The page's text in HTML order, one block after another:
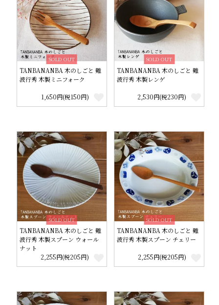
SOLD OUT
TANBANANBA 木のしごと 難
波行秀 木製ミニフォーク
1,650円(税150円)
SOLD OUT
TANBANANBA 木のしごと 難
波行秀 木製レンゲ
2,530円(税230円)
SOLD OUT
TANBANANBA 木のしごと 難
波行秀 木製スプーン ウォール
ナット
2,255円(税205円)
SOLD OUT
TANBANANBA 木のしごと 難
波行秀 木製スプーン チェリー
2,255円(税205円)